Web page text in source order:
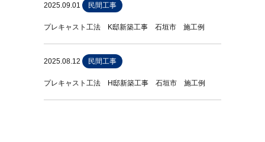
2025.09.01 民間工事
プレキャスト工法 K邸新築工事 石垣市 施工例
2025.08.12 民間工事
プレキャスト工法 H邸新築工事 石垣市 施工例